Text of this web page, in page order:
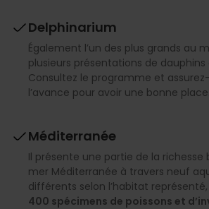
Delphinarium
Également l’un des plus grands au
plusieurs présentations de dauphins
Consultez le programme et
l’avance pour avoir une bonne place.
Méditerranée
Il présente une partie de la richesse
mer Méditerranée à travers neuf
différents selon l’habitat
400 spécimens de poissons et